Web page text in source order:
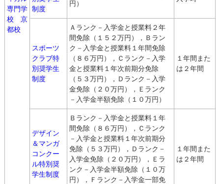
専門学
校 京
都校
制度
円）
スポーツ
クラブ特
別奨学生
制度
Ａランク－入学金と授業料２年
間免除（１５２万円），Ｂラン
ク－入学金と授業料１年間免除
（８６万円），Ｃランク－入学
金と授業料１年次前期分免除
（５３万円），Ｄランク－入学
金免除（２０万円），Ｅランク
－入学金半額免除（１０万円）
１年間また
は２年間
デザイン
＆マンガ
コンクー
ル特別奨
学生制度
Ｂランク－入学金と授業料１年
間免除（８６万円），Ｃランク
－入学金と授業料１年次前期分
免除（５３万円），Ｄランク－
入学金免除（２０万円），Ｅラ
ンク－入学金半額免除（１０万
円），Ｆランク－入学金一部免
１年間また
は２年間